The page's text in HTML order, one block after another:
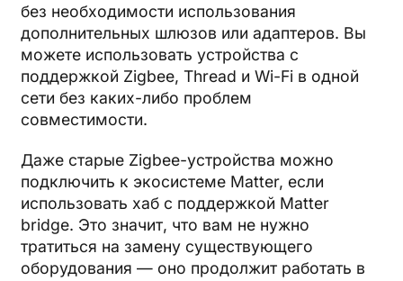
без необходимости использования
дополнительных шлюзов или адаптеров. Вы
можете использовать устройства с
поддержкой Zigbee, Thread и Wi-Fi в одной
сети без каких-либо проблем
совместимости.
Даже старые Zigbee-устройства можно
подключить к экосистеме Matter, если
использовать хаб с поддержкой Matter
bridge. Это значит, что вам не нужно
тратиться на замену существующего
оборудования — оно продолжит работать в